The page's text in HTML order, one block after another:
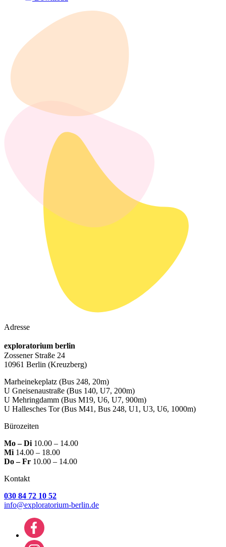
Adresse
exploratorium berlin
Zossener Straße 24
10961 Berlin (Kreuzberg)
Marheinekeplatz (Bus 248, 20m)
U Gneisenaustraße (Bus 140, U7, 200m)
U Mehringdamm (Bus M19, U6, U7, 900m)
U Hallesches Tor(Bus M41, Bus 248, U1, U3, U6, 1000m)
Bürozeiten
Mo – Di 10.00 – 14.00
Mi 14.00 – 18.00
Do – Fr 10.00 – 14.00
Kontakt
030 84 72 10 52
info@exploratorium-berlin.de